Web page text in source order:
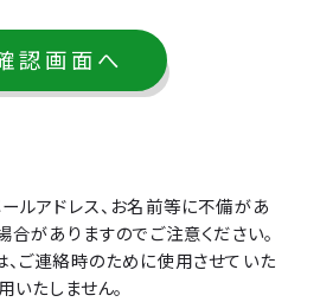
ルアドレス、お名前等に不備があ
合がありますのでご注意ください。
ご連絡時のために使用させていた
いたしません。